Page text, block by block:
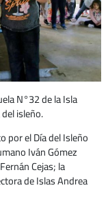
N°32 de la Isla
isleño.
por el Día del Isleño
Iván Gómez
Cejas; la
de Islas Andrea